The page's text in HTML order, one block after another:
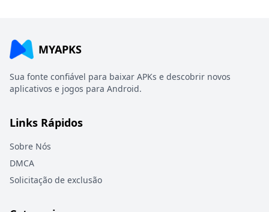
MYAPKS
Sua fonte confiável para baixar APKs e descobrir novos
aplicativos e jogos para Android.
Links Rápidos
Sobre Nós
DMCA
Solicitação de exclusão